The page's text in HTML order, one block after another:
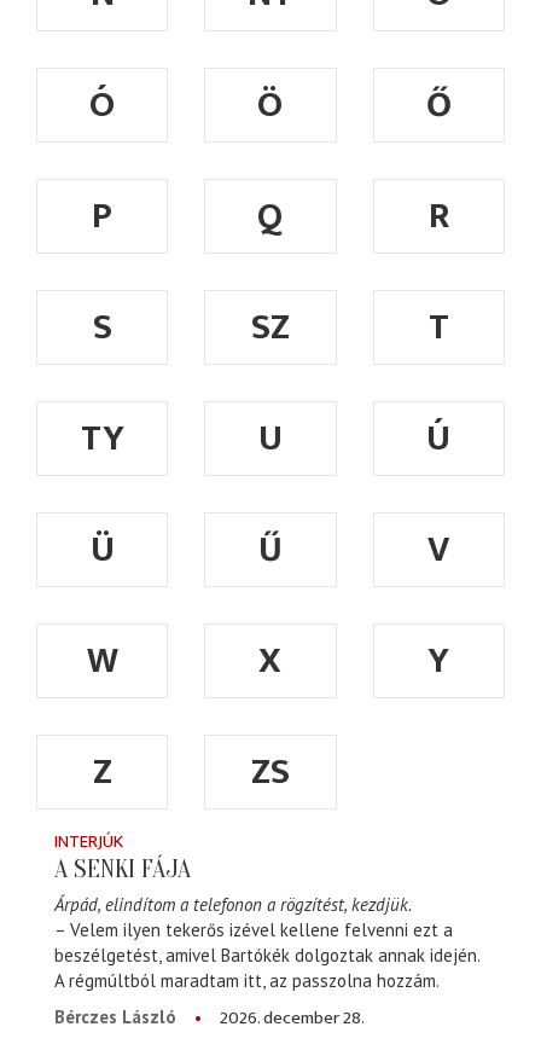
Ó
Ö
Ő
P
Q
R
S
SZ
T
TY
U
Ú
Ü
Ű
V
W
X
Y
Z
ZS
INTERJÚK
A SENKI FÁJA
Árpád, elindítom a telefonon a rögzítést, kezdjük.
– Velem ilyen tekerős izével kellene felvenni ezt a
beszélgetést, amivel Bartókék dolgoztak annak idején.
A régmúltból maradtam itt, az passzolna hozzám.
Bérczes László
2026. december 28.